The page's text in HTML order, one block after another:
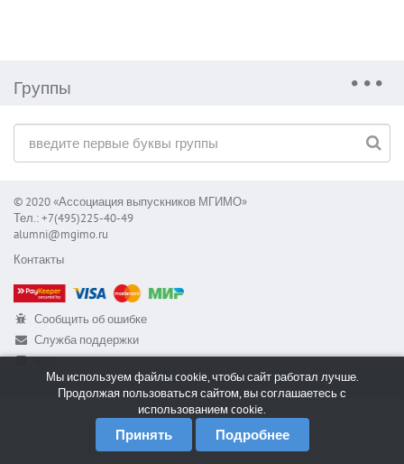
Группы
© 2020 «Ассоциация выпускников МГИМО»
Тел.: +7(495)225-40-49
alumni@mgimo.ru
Контакты
Сообщить об ошибке
Служба поддержки
RSS
Мы используем файлы cookie, чтобы сайт работал лучше.
Продолжая пользоваться сайтом, вы соглашаетесь с
использованием cookie.
Принять Подробнее